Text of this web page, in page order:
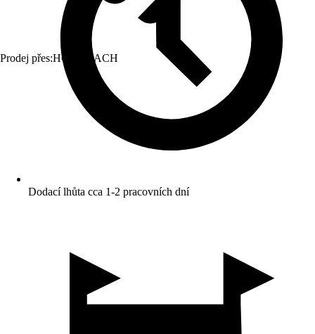
Prodej přes:HORNBACH
Dodací lhůta cca 1-2 pracovních dní